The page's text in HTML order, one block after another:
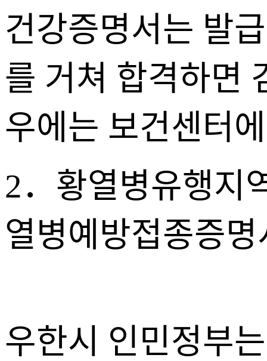
건강증명서는 발
를 거쳐 합격하면
우에는 보건센터
2．황열병유행지
열병예방접종증
우한시 인민정부